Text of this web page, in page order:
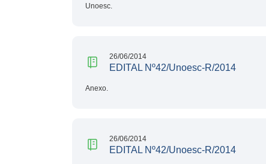
Unoesc.
26/06/2014
EDITAL Nº42/Unoesc-R/2014
Anexo.
26/06/2014
EDITAL Nº42/Unoesc-R/2014